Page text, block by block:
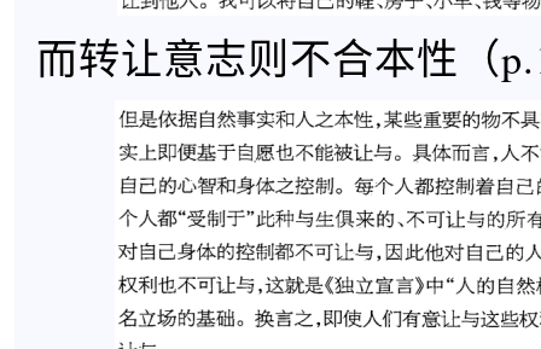
而转让意志则不合本性（